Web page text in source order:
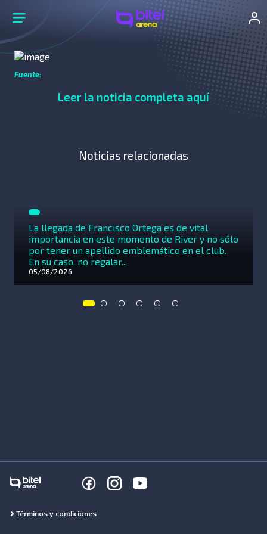
Fuente:
Leer la noticia completa aquí
Noticias relacionadas
La llegada de Francisco Ortega es de vital
importancia en este momento de River y no sólo
por tener un apellido emblemático en el club.
En su caso, no regalar...
05/08/2026
Términos y condiciones